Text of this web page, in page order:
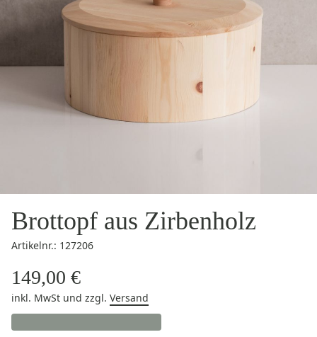
Brottopf aus Zirbenholz
Artikelnr.: 127206
149,00 €
inkl. MwSt und zzgl. Versand